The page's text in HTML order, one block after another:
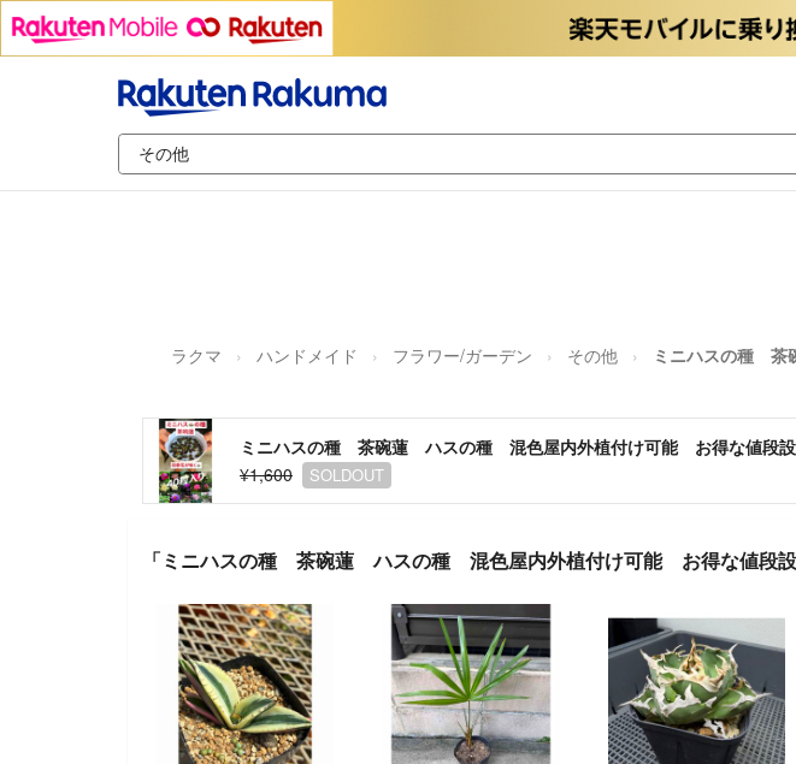
ラクマ ハンドメイド フラワー/ガーデン その他 ミニハスの種
ミニハスの種 茶碗蓮 ハスの種 混色屋内外植付け可能 お得な値段
¥1,600
SOLDOUT
「ミニハスの種 茶碗蓮 ハスの種 混色屋内外植付け可能 お得な値段